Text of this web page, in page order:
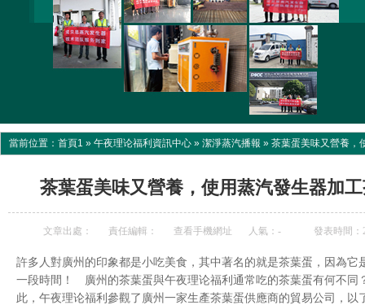
當前位置： 首頁1 » 午夜理论福利資訊中心 » 潔淨蒸汽播報 » 茶葉蛋美味又營養，
茶葉蛋美味又營養，使用蒸汽發生器加
文章出處： 責任編輯： 查看手機網址 人氣： - 發表時間：
許多人對廣州的印象都是小吃美食，其中著名的就是茶葉蛋，因為它
一段時間！ 廣州的茶葉蛋與午夜理论福利通常吃的茶葉蛋有何不
此，午夜理论福利參觀了廣州一家生產茶葉蛋供應商的貿易公司，以